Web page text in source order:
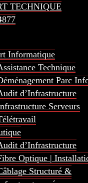
TECHNIQUE
Informatique
Technique
Parc
d’Infrastructure
Serveurs
d’Infrastructure
Optique |
Structuré &